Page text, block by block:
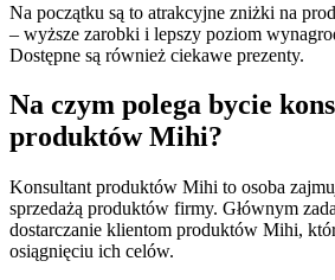
Na początku są to atrakcyjne zniżki na
– wyższe zarobki i lepszy poziom
Dostępne są również ciekawe prezenty.
Na czym polega bycie
produktów Mihi?
Konsultant produktów Mihi to osoba
sprzedażą produktów firmy. Głównym
dostarczanie klientom produktów Mihi,
osiągnięciu ich celów.